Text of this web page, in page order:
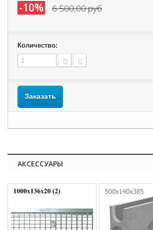
-10% 6 500,00 руб
Количество:
Заказать
АКСЕССУАРЫ